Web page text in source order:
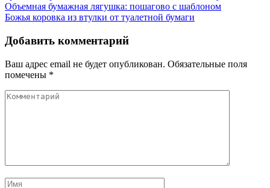
Навигация
по
записям
Объемная бумажная лягушка: пошагово с шаблоном
Божья коровка из втулки от туалетной бумаги
Добавить комментарий
Ваш адрес email не будет опубликован. Обязательные поля
помечены *
Комментарий
Имя